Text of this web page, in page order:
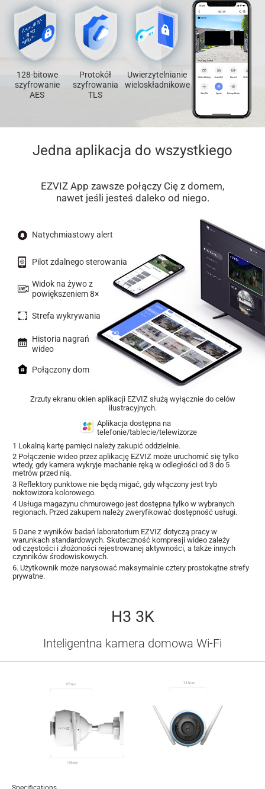
128-bitowe
szyfrowanie
AES
Protokół
szyfrowania
TLS
Uwierzytelnianie
wieloskładnikowe
Jedna aplikacja do wszystkiego
EZVIZ App zawsze połączy Cię z domem,
nawet jeśli jesteś daleko od niego.
Natychmiastowy alert
Pilot zdalnego sterowania
Widok na żywo z
powiększeniem 8×
Strefa wykrywania
Historia nagrań
wideo
Połączony dom
Zrzuty ekranu okien aplikacji EZVIZ służą wyłącznie do celów
ilustracyjnych.
Aplikacja dostępna na
telefonie/tablecie/telewizorze
1 Lokalną kartę pamięci należy zakupić oddzielnie.
2 Połączenie wideo przez aplikację EZVIZ może uruchomić się tylko
wtedy, gdy kamera wykryje machanie ręką w odległości od 3 do 5
metrów przed nią.
3 Reflektory punktowe nie będą migać, gdy włączony jest tryb
noktowizora kolorowego.
4 Usługa magazynu chmurowego jest dostępna tylko w wybranych
regionach. Przed zakupem należy zweryfikować dostępność usługi.
5 Dane z wyników badań laboratorium EZVIZ dotyczą pracy w
warunkach standardowych. Skuteczność kompresji wideo zależy
od częstości i złożoności rejestrowanej aktywności, a także innych
czynników środowiskowych.
6. Użytkownik może narysować maksymalnie cztery prostokątne strefy
prywatne.
H3 3K
Inteligentna kamera domowa Wi-Fi